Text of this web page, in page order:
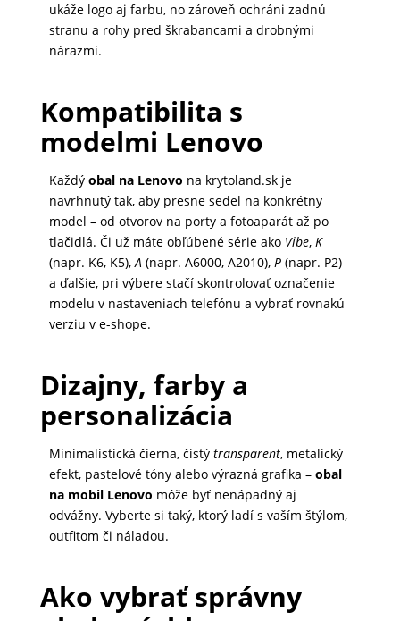
ZÁHRADA
ukáže logo aj farbu, no zároveň ochráni zadnú
stranu a rohy pred škrabancami a drobnými
nárazmi.
Kompatibilita s
modelmi Lenovo
Každý obal na Lenovo na krytoland.sk je
navrhnutý tak, aby presne sedel na konkrétny
model – od otvorov na porty a fotoaparát až po
tlačidlá. Či už máte obľúbené série ako Vibe, K
(napr. K6, K5),A (napr. A6000, A2010), P(napr. P2)
a ďalšie, pri výbere stačí skontrolovať označenie
modelu v nastaveniach telefónu a vybrať rovnakú
verziu v e-shope.
Dizajny, farby a
personalizácia
Minimalistická čierna, čistý transparent, metalický
efekt, pastelové tóny alebo výrazná grafika – obal
na mobil Lenovo môže byť nenápadný aj
odvážny. Vyberte si taký, ktorý ladí s vaším štýlom,
outfitom či náladou.
Ako vybrať správny